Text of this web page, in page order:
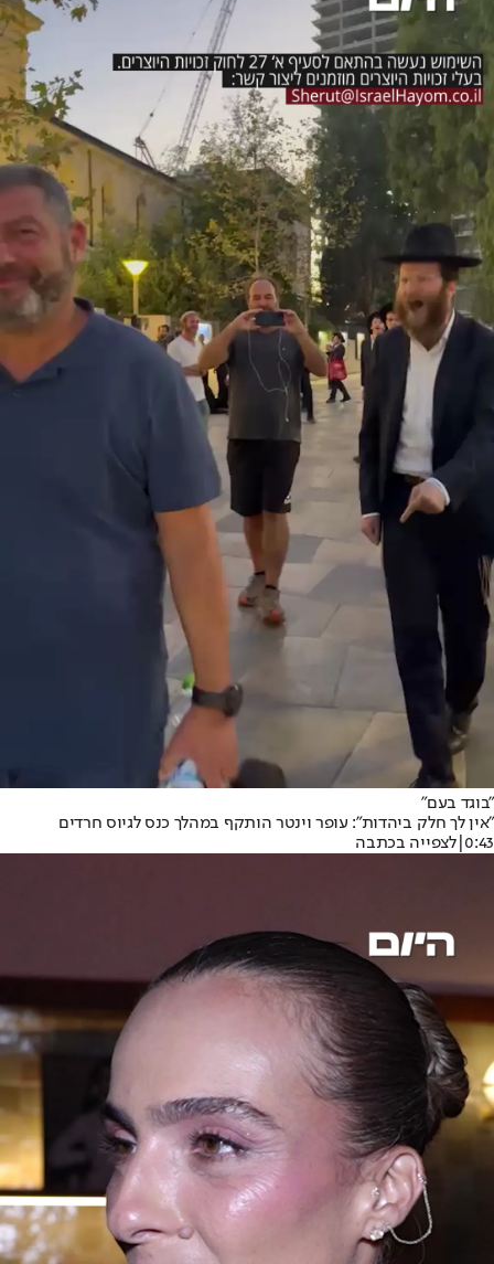
"בוגד בעם"
"אין לך חלק ביהדות": עופר וינטר הותקף במהלך כנס לגיוס חרדים
0:43
|לצפייה בכתבה